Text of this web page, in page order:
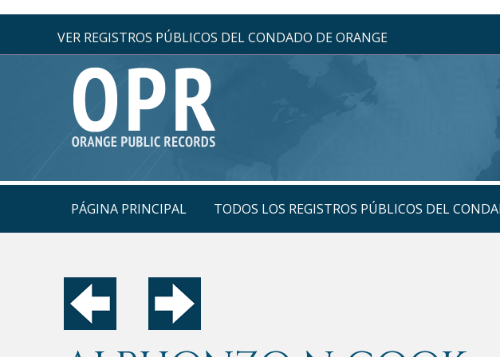
VER REGISTROS PÚBLICOS DEL CONDADO DE ORANGE
PÁGINA PRINCIPAL TODOS LOS REGISTROS PÚBLICOS DEL